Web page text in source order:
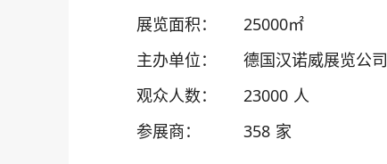
展览面积：
25000㎡
主办单位：
德国汉诺威展览公司
观众人数：
23000 人
参展商：
358 家